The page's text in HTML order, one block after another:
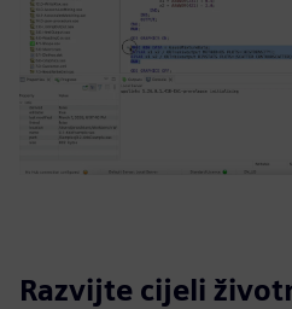
Razvijte cijeli